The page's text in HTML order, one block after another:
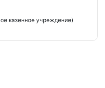
казенное учреждение)